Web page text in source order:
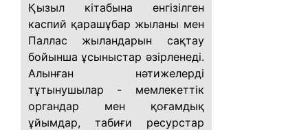
Қызыл кітабына енгізілген
каспий қарашұбар жыланы мен
Паллас жыландарын сақтау
бойынша ұсыныстар әзірленеді.
Алынған нәтижелерді
тұтынушылар - мемлекеттік
органдар мен қоғамдық
ұйымдар, табиғи ресурстар